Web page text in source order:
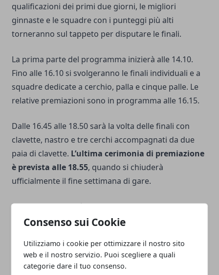
Consenso sui Cookie
Utilizziamo i cookie per ottimizzare il nostro sito
web e il nostro servizio. Puoi scegliere a quali
categorie dare il tuo consenso.
qualificazioni dei primi due giorni, le migliori
ginnaste e le squadre con i punteggi più alti
torneranno sul tappeto per disputare le finali.
La prima parte del programma inizierà alle 14.10.
Fino alle 16.10 si svolgeranno le finali individuali e a
squadre dedicate a cerchio, palla e cinque palle. Le
relative premiazioni sono in programma alle 16.15.
Dalle 16.45 alle 18.50 sarà la volta delle finali con
clavette, nastro e tre cerchi accompagnati da due
paia di clavette. L’ultima cerimonia di premiazione
è prevista alle 18.55, quando si chiuderà
ufficialmente il fine settimana di gare.
La domenica offrirà quindi una sequenza
concentrata di esibizioni, con le atlete chiamate a
di recuperare eventuali errori.
Biglietti e informazioni per assistere alle gare